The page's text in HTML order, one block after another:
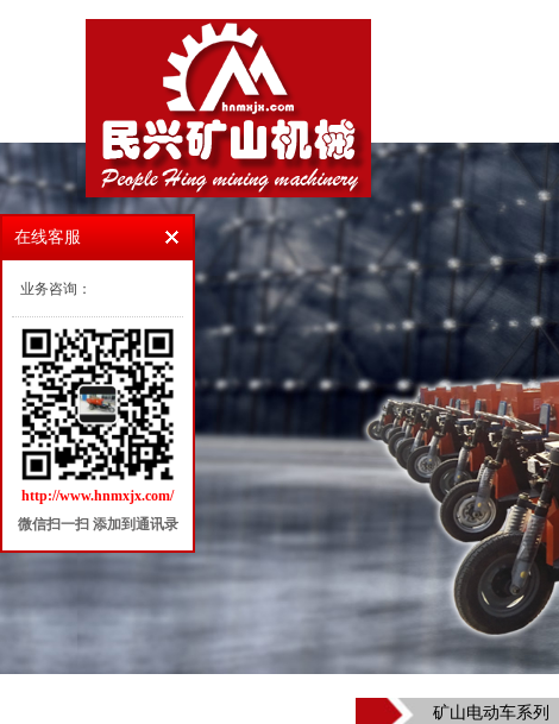
矿山电动车系列
在线客服
业务咨询：
http://www.hnmxjx.com/
微信扫一扫 添加到通讯录